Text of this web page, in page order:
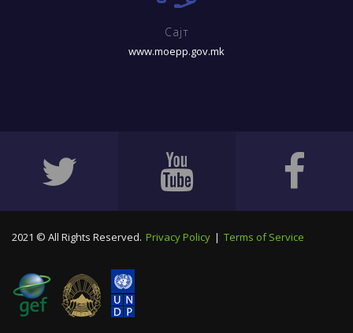
Сајт
www.moepp.gov.mk
2021 © All Rights Reserved. Privacy Policy | Terms of Service